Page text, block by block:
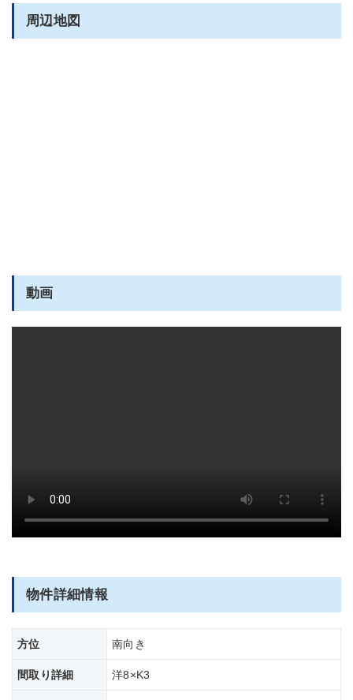
周辺地図
動画
部屋全体
物件詳細情報
方位 南向き
間取り詳細 洋8×K3